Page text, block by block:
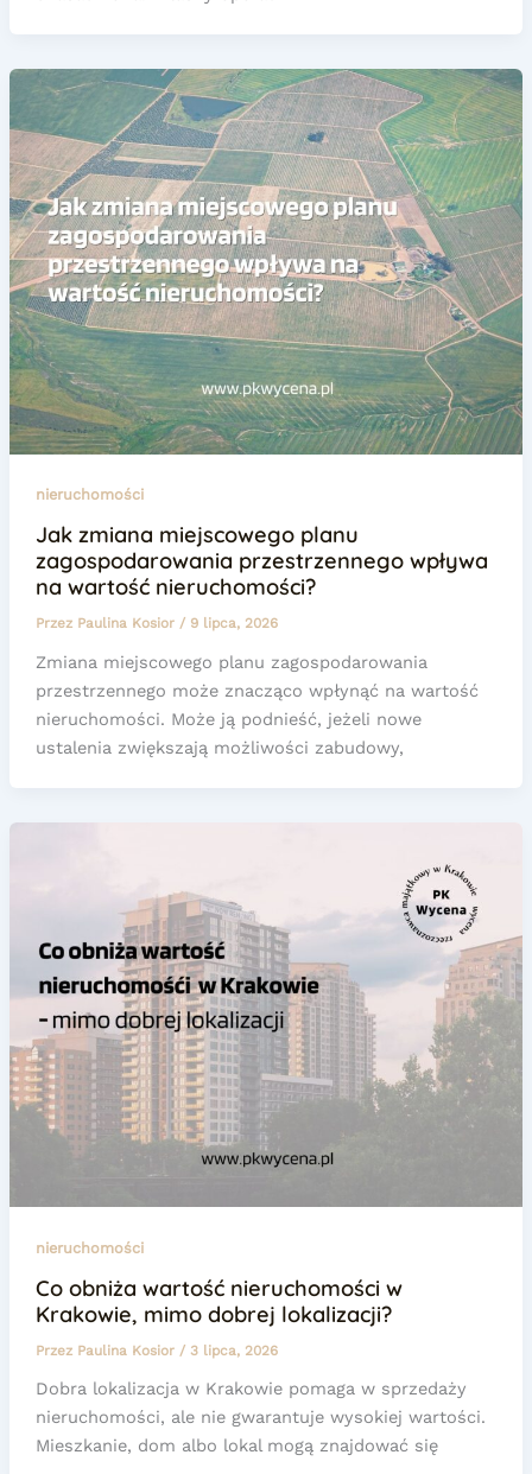
nieruchomości
Jak zmiana miejscowego planu
zagospodarowania przestrzennego wpływa
na wartość nieruchomości?
Przez Paulina Kosior / 9 lipca, 2026
Zmiana miejscowego planu zagospodarowania
przestrzennego może znacząco wpłynąć na wartość
nieruchomości. Może ją podnieść, jeżeli nowe
ustalenia zwiększają możliwości zabudowy,
nieruchomości
Co obniża wartość nieruchomości w
Krakowie, mimo dobrej lokalizacji?
Przez Paulina Kosior / 3 lipca, 2026
Dobra lokalizacja w Krakowie pomaga w sprzedaży
nieruchomości, ale nie gwarantuje wysokiej wartości.
Mieszkanie, dom albo lokal mogą znajdować się